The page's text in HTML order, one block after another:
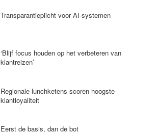
Transparantieplicht voor AI-systemen
‘Blijf focus houden op het verbeteren van
klantreizen’
Regionale lunchketens scoren hoogste
klantloyaliteit
Eerst de basis, dan de bot